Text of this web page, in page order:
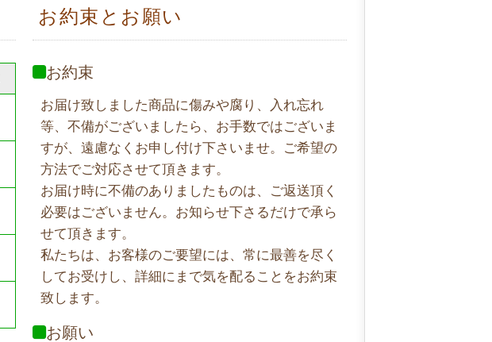
お約束とお願い
お約束
お届け致しました商品に傷みや腐り、入れ忘れ
等、不備がございましたら、お手数ではございま
すが、遠慮なくお申し付け下さいませ。ご希望の
方法でご対応させて頂きます。
お届け時に不備のありましたものは、ご返送頂く
必要はございません。お知らせ下さるだけで承ら
せて頂きます。
私たちは、お客様のご要望には、常に最善を尽く
してお受けし、詳細にまで気を配ることをお約束
致します。
お願い